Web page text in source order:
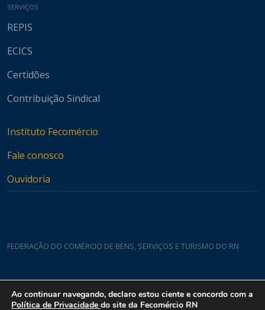
SERVIÇOS
REPIS
ECICS
Certidões
Contribuição Sindical
Instituto Fecomércio
Fale conosco
Ouvidoria
FEDERAÇÃO DO COMÉRCIO DE BENS, SERVIÇOS E TURISMO DO RN
Rua Padre João Damasceno, 1935 - Lagoa Nova CEP 59075-760
Ao continuar navegando, declaro estou ciente e concordo com a
Política de Privacidade do site da Fecomércio RN